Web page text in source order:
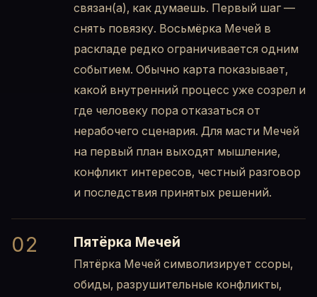
связан(а), как думаешь. Первый шаг —
снять повязку. Восьмёрка Мечей в
раскладе редко ограничивается одним
событием. Обычно карта показывает,
какой внутренний процесс уже созрел и
где человеку пора отказаться от
нерабочего сценария. Для масти Мечей
на первый план выходят мышление,
конфликт интересов, честный разговор
и последствия принятых решений.
02 Пятёрка Мечей
Пятёрка Мечей символизирует ссоры,
обиды, разрушительные конфликты,